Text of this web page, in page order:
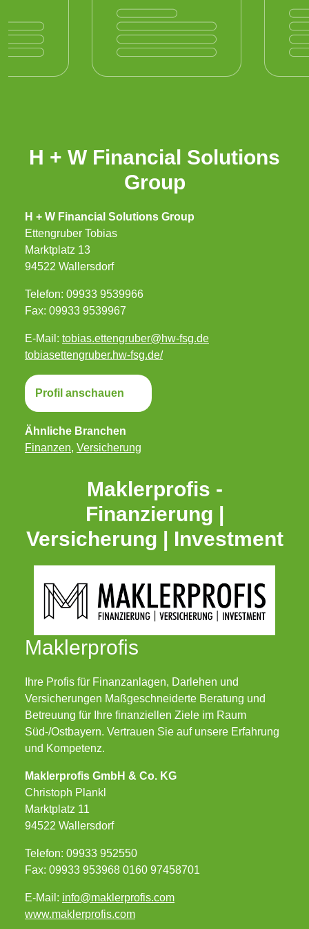
H + W Financial Solutions
Group
H + W Financial Solutions Group
Ettengruber Tobias
Marktplatz 13
94522 Wallersdorf
Telefon: 09933 9539966
Fax: 09933 9539967
E-Mail: tobias.ettengruber@hw-fsg.de
tobiasettengruber.hw-fsg.de/
Profil anschauen
Ähnliche Branchen
Finanzen, Versicherung
Maklerprofis -
Finanzierung |
Versicherung | Investment
Maklerprofis
Ihre Profis für Finanzanlagen, Darlehen und
Versicherungen Maßgeschneiderte Beratung und
Betreuung für Ihre finanziellen Ziele im Raum
Süd-/Ostbayern. Vertrauen Sie auf unsere Erfahrung
und Kompetenz.
Maklerprofis GmbH & Co. KG
Christoph Plankl
Marktplatz 11
94522 Wallersdorf
Telefon: 09933 952550
Fax: 09933 953968 0160 97458701
E-Mail: info@maklerprofis.com
www.maklerprofis.com